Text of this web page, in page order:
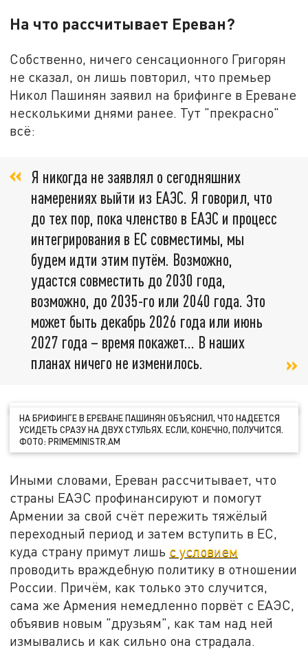
На что рассчитывает Ереван?
Собственно, ничего сенсационного Григорян
не сказал, он лишь повторил, что премьер
Никол Пашинян заявил на брифинге в Ереване
несколькими днями ранее. Тут "прекрасно"
всё:
Я никогда не заявлял о сегодняшних
намерениях выйти из ЕАЭС. Я говорил, что
до тех пор, пока членство в ЕАЭС и процесс
интегрирования в ЕС совместимы, мы
будем идти этим путём. Возможно,
удастся совместить до 2030 года,
возможно, до 2035-го или 2040 года. Это
может быть декабрь 2026 года или июнь
2027 года – время покажет… В наших
планах ничего не изменилось.
НА БРИФИНГЕ В ЕРЕВАНЕ ПАШИНЯН ОБЪЯСНИЛ, ЧТО НАДЕЕТСЯ
УСИДЕТЬ СРАЗУ НА ДВУХ СТУЛЬЯХ. ЕСЛИ, КОНЕЧНО, ПОЛУЧИТСЯ.
ФОТО: PRIMEMINISTR.AM
Иными словами, Ереван рассчитывает, что
страны ЕАЭС профинансируют и помогут
Армении за свой счёт пережить тяжёлый
переходный период и затем вступить в ЕС,
куда страну примут лишь с условием
проводить враждебную политику в отношении
России. Причём, как только это случится,
сама же Армения немедленно порвёт с ЕАЭС,
объявив новым "друзьям", как там над ней
измывались и как сильно она страдала.